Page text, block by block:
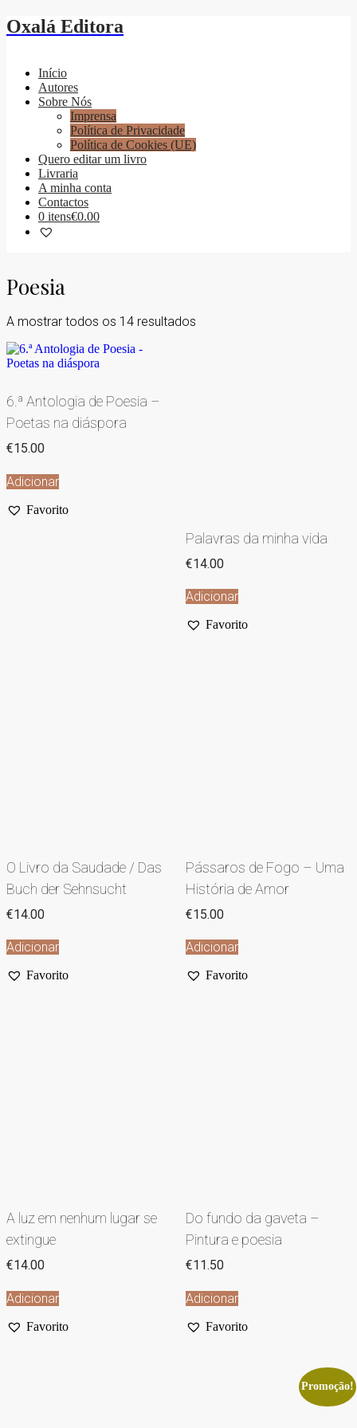
Oxalá Editora
Início
Autores
Sobre Nós
Imprensa
Política de Privacidade
Política de Cookies (UE)
Quero editar um livro
Livraria
A minha conta
Contactos
0 itens€0.00
Poesia
A mostrar todos os 14 resultados
6.ª Antologia de Poesia –
Poetas na diáspora
€15.00
Adicionar
Favorito
Palavras da minha vida
€14.00
Adicionar
Favorito
O Livro da Saudade / Das
Buch der Sehnsucht
€14.00
Adicionar
Favorito
Pássaros de Fogo – Uma
História de Amor
€15.00
Adicionar
Favorito
A luz em nenhum lugar se
extingue
€14.00
Adicionar
Favorito
Do fundo da gaveta –
Pintura e poesia
€11.50
Adicionar
Favorito
Promoção!